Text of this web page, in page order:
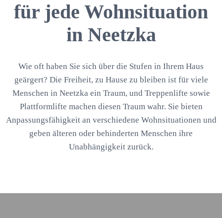
für jede Wohnsituation
in Neetzka
Wie oft haben Sie sich über die Stufen in Ihrem Haus
geärgert? Die Freiheit, zu Hause zu bleiben ist für viele
Menschen in Neetzka ein Traum, und Treppenlifte sowie
Plattformlifte machen diesen Traum wahr. Sie bieten
Anpassungsfähigkeit an verschiedene Wohnsituationen und
geben älteren oder behinderten Menschen ihre
Unabhängigkeit zurück.